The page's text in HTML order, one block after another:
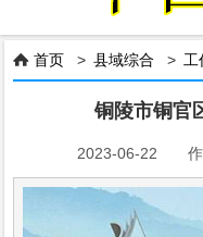
 首页 >县域综合 > 工
铜陵市铜官
2023-06-22 作